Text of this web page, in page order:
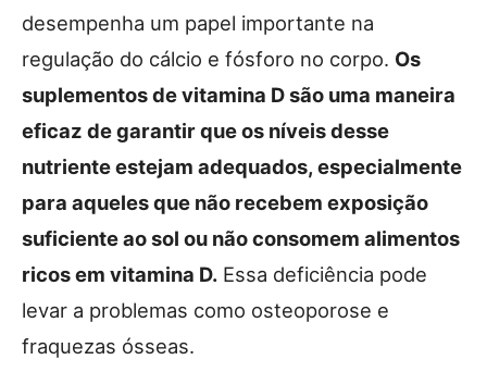
desempenha um papel importante na
regulação do cálcio e fósforo no corpo. Os
suplementos de vitamina D são uma maneira
eficaz de garantir que os níveis desse
nutriente estejam adequados, especialmente
para aqueles que não recebem exposição
suficiente ao sol ou não consomem alimentos
ricos em vitamina D. Essa deficiência pode
levar a problemas como osteoporose e
fraquezas ósseas.